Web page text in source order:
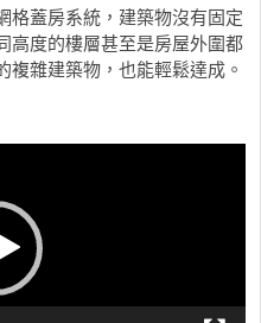
格蓋房系統，建築物沒有固定
高度的樓層甚至是房屋外圍都
雜建築物，也能輕鬆達成。